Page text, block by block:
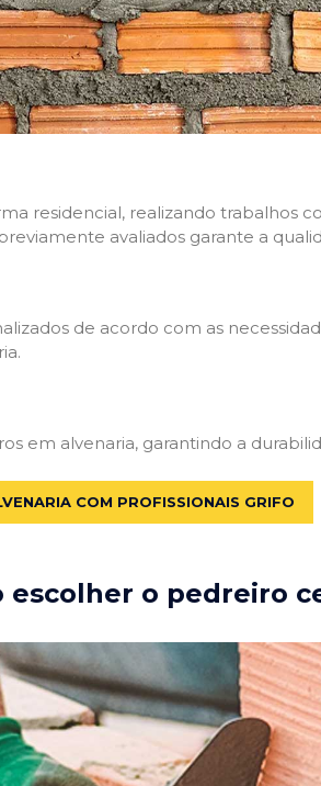
residencial, realizando trabalhos
avaliados garante a
de acordo com as
em alvenaria, garantindo a
COM PROFISSIONAIS GRIFO
escolher o pedreiro